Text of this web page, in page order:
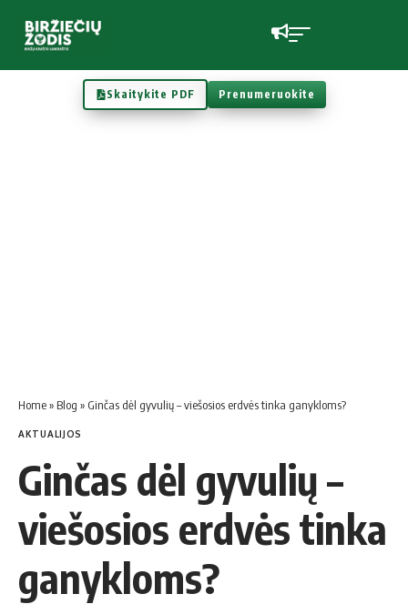
Skaitykite PDF Prenumeruokite
Home» Blog » Ginčas dėl gyvulių – viešosios erdvės tinka ganykloms?
AKTUALIJOS
Ginčas dėl gyvulių –
viešosios erdvės tinka
ganykloms?